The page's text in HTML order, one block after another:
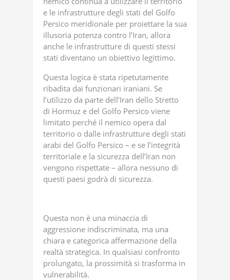
e le infrastrutture degli stati del Golfo
Persico meridionale per proiettare la sua
illusoria potenza contro l’Iran, allora
anche le infrastrutture di questi stessi
stati diventano un obiettivo legittimo.
Questa logica è stata ripetutamente
ribadita dai funzionari iraniani. Se
l’utilizzo da parte dell’Iran dello Stretto
di Hormuz e del Golfo Persico viene
limitato perché il nemico opera dal
territorio o dalle infrastrutture degli stati
arabi del Golfo Persico – e se l’integrità
territoriale e la sicurezza dell’Iran non
vengono rispettate – allora nessuno di
questi paesi godrà di sicurezza.
Questa non è una minaccia di
aggressione indiscriminata, ma una
chiara e categorica affermazione della
realtà strategica. In qualsiasi confronto
prolungato, la prossimità si trasforma in
vulnerabilità.